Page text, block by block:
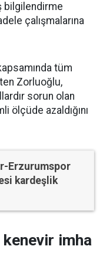
bilgilendirme
çalışmalarına
tüm
Zorluoğlu,
sorun olan
ölçüde azaldığını
Erzurumspor
kardeşlik
imha